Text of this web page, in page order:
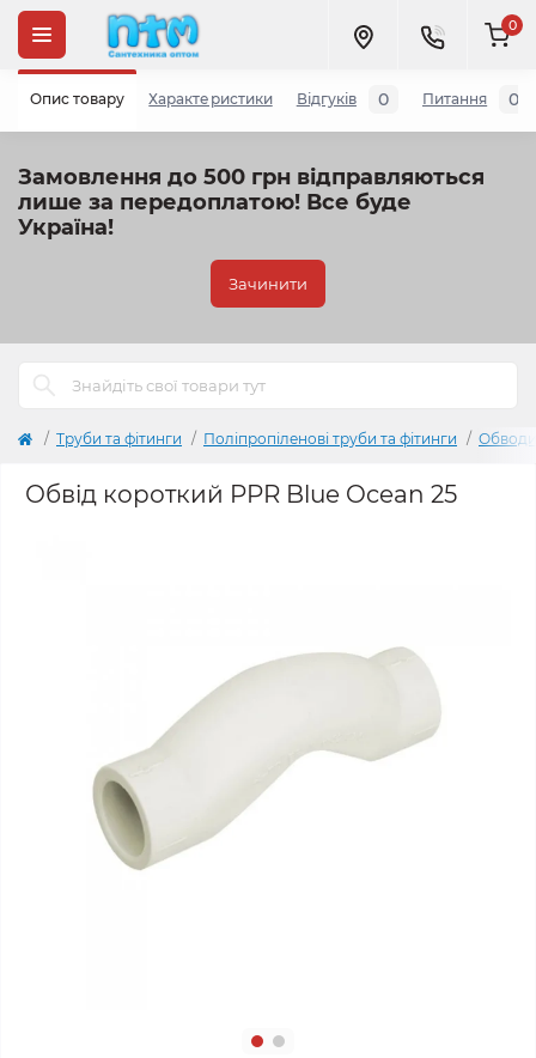
Замовлення до 500 грн відправляються
лише за передоплатою! Все буде
Україна!
Зачинити
0
Труби та фітинги Поліпропіленові труби та фітинги Обводи
Обвід короткий PPR Blue Ocean 25
Опис товару Характеристики Відгуків 0 Питання 0